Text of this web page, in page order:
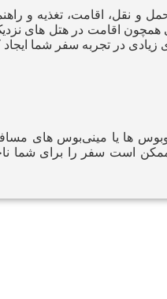
نقل، اقامت، تغذیه و
همچون اقامت در هتل‌ های
در تجربه سفر شما ایجاد
ها یا مینی‌بوس‌ های